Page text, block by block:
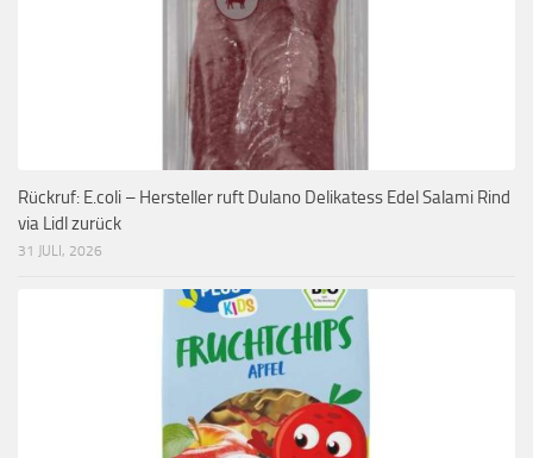
Rückruf: E.coli – Hersteller ruft Dulano Delikatess Edel Salami Rind
via Lidl zurück
31 JULI, 2026